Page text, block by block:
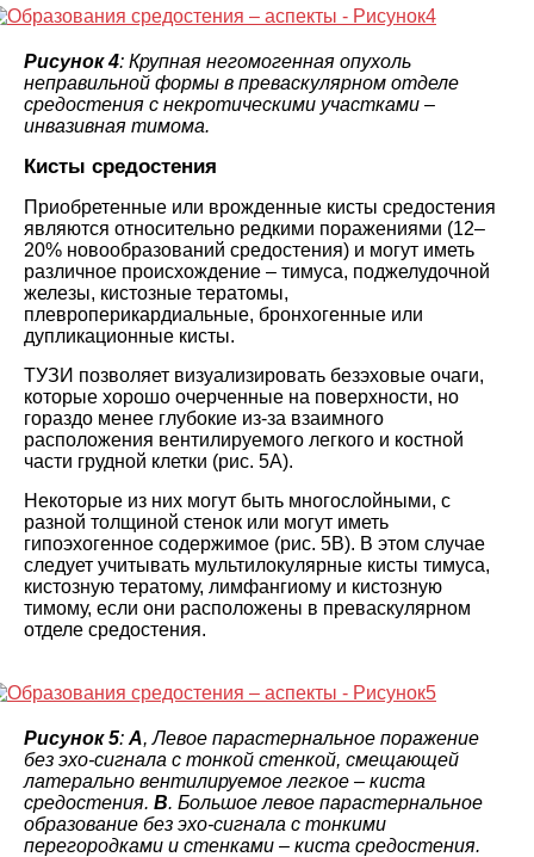
Рисунок 4: Крупная негомогенная опухоль
неправильной формы в преваскулярном отделе
средостения с некротическими участками –
инвазивная тимома.
Кисты средостения
Приобретенные или врожденные кисты средостения
являются относительно редкими поражениями (12–
20% новообразований средостения) и могут иметь
различное происхождение – тимуса, поджелудочной
железы, кистозные тератомы,
плевроперикардиальные, бронхогенные или
дупликационные кисты.
ТУЗИ позволяет визуализировать безэховые очаги,
которые хорошо очерченные на поверхности, но
гораздо менее глубокие из-за взаимного
расположения вентилируемого легкого и костной
части грудной клетки (рис. 5A).
Некоторые из них могут быть многослойными, с
разной толщиной стенок или могут иметь
гипоэхогенное содержимое (рис. 5В). В этом случае
следует учитывать мультилокулярные кисты тимуса,
кистозную тератому, лимфангиому и кистозную
тимому, если они расположены в преваскулярном
отделе средостения.
Рисунок 5: A, Левое парастернальное поражение
без эхо-сигнала с тонкой стенкой, смещающей
латерально вентилируемое легкое – киста
средостения. B. Большое левое парастернальное
образование без эхо-сигнала с тонкими
перегородками и стенками – киста средостения.